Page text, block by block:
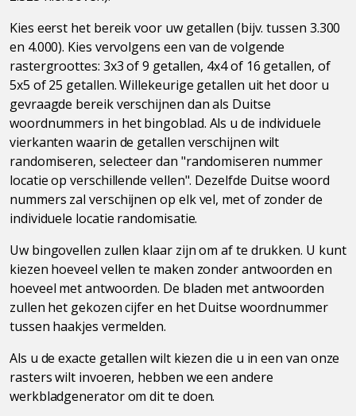
Kies eerst het bereik voor uw getallen (bijv. tussen 3.300
en 4.000). Kies vervolgens een van de volgende
rastergroottes: 3x3 of 9 getallen, 4x4 of 16 getallen, of
5x5 of 25 getallen. Willekeurige getallen uit het door u
gevraagde bereik verschijnen dan als Duitse
woordnummers in het bingoblad. Als u de individuele
vierkanten waarin de getallen verschijnen wilt
randomiseren, selecteer dan "randomiseren nummer
locatie op verschillende vellen". Dezelfde Duitse woord
nummers zal verschijnen op elk vel, met of zonder de
individuele locatie randomisatie.
Uw bingovellen zullen klaar zijn om af te drukken. U kunt
kiezen hoeveel vellen te maken zonder antwoorden en
hoeveel met antwoorden. De bladen met antwoorden
zullen het gekozen cijfer en het Duitse woordnummer
tussen haakjes vermelden.
Als u de exacte getallen wilt kiezen die u in een van onze
rasters wilt invoeren, hebben we een andere
werkbladgenerator om dit te doen.